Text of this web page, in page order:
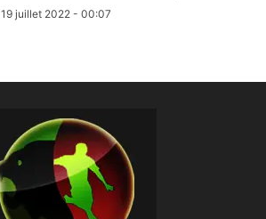
19 juillet 2022 - 00:07